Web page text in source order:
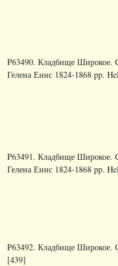
P63490. Кладбище Широкое.
Гелена Еннс 1824-1868 pp.
P63491. Кладбище Широкое.
Гелена Еннс 1824-1868 pp.
P63492. Кладбище Широкое.
[439]